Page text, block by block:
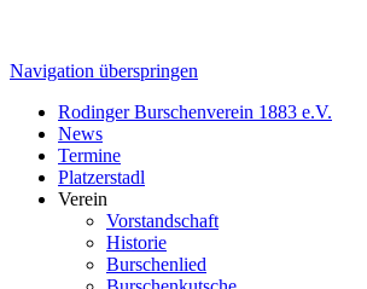
Navigation überspringen
Rodinger Burschenverein 1883 e.V.
News
Termine
Platzerstadl
Verein
Vorstandschaft
Historie
Burschenlied